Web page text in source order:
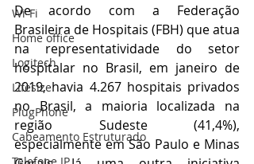
Wi-Fi
Home office
Logitech
Lifesize
PlugPhone
Cabeamento Estruturado
Telefone IP
De acordo com a Federação
Brasileira de Hospitais (FBH) que atua
na representatividade do setor
hospitalar no Brasil, em janeiro de
2019, havia 4.267 hospitais privados
no Brasil, a maioria localizada na
região Sudeste (41,4%),
especialmente em São Paulo e Minas